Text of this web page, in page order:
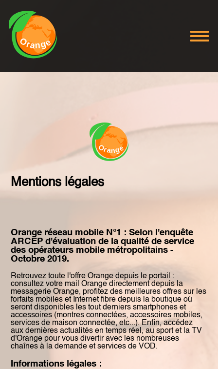
Mentions légales
Orange réseau mobile N°1 : Selon l'enquête
ARCEP d'évaluation de la qualité de service
des opérateurs mobile métropolitains -
Octobre 2019.
Retrouvez toute l'offre Orange depuis le portail :
consultez votre mail Orange directement depuis la
messagerie Orange, profitez des meilleures offres sur les
forfaits mobiles et Internet fibre depuis la boutique où
seront disponibles les tout derniers smartphones et
accessoires (montres connectées, accessoires mobiles,
services de maison connectée, etc...). Enfin, accédez
aux dernières actualités en temps réel, au sport et la TV
d'Orange pour vous divertir avec les nombreuses
chaînes à la demande et services de VOD.
Informations légales :